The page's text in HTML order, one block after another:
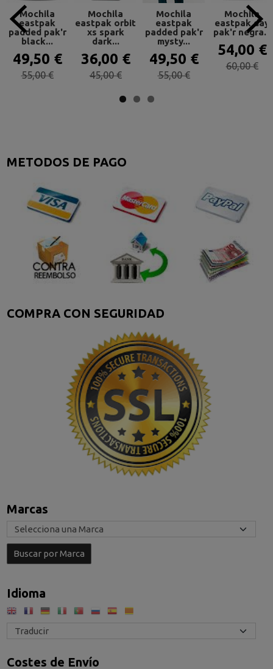
METODOS DE PAGO
COMPRA CON SEGURIDAD
Marcas
Idioma
Costes de Envío
Mochila
eastpak
padded pak'r
black...
49,50 €
55,00 €
Mochila
eastpak orbit
xs spark
dark...
36,00 €
45,00 €
Mochila
eastpak
padded pak'r
mysty...
49,50 €
55,00 €
Mochila
eastpak day
pak'r negra...
54,00 €
60,00 €